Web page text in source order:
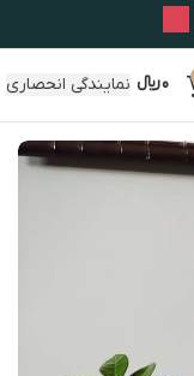
0﷼ نمایندگی انحصاری